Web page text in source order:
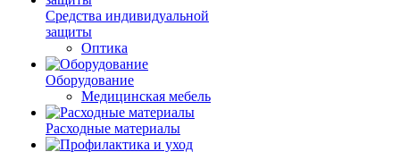
Средства индивидуальной
защиты
Оптика
Оборудование
Медицинская мебель
Расходные материалы